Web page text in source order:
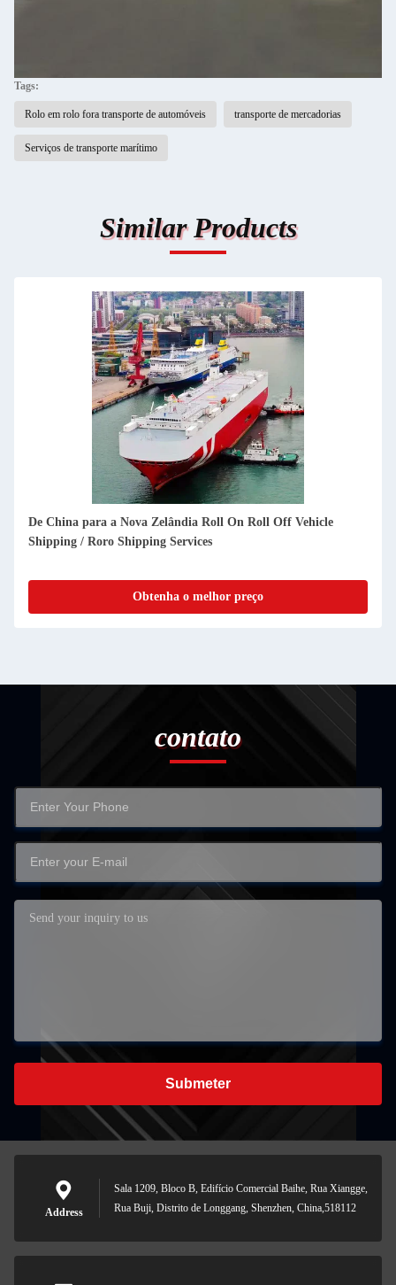
Tags:
Rolo em rolo fora transporte de automóveis transporte de mercadorias
Serviços de transporte marítimo
Similar Products
Nova Zelândia Roll On Roll Off Vehicle
Shipping Services
Obtenha o melhor preço
Roro Serviço de
contato
Submeter
Address
Sala 1209, Bloco B, Edifício Comercial Baihe, Rua Xiangge,
Rua Buji, Distrito de Longgang, Shenzhen, China,518112